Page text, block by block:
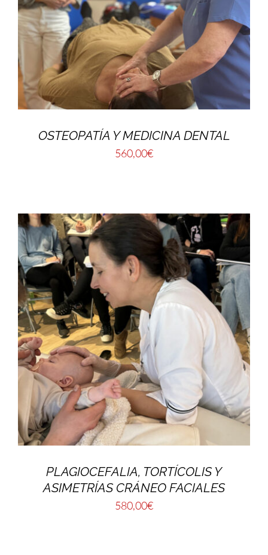
OSTEOPATÍA Y MEDICINA DENTAL
560,00€
PLAGIOCEFALIA, TORTÍCOLIS Y
ASIMETRÍAS CRÁNEO FACIALES
580,00€